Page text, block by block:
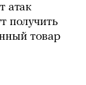
атак
получить
товар